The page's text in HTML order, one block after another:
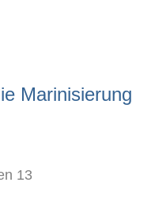
Marinisierung
13